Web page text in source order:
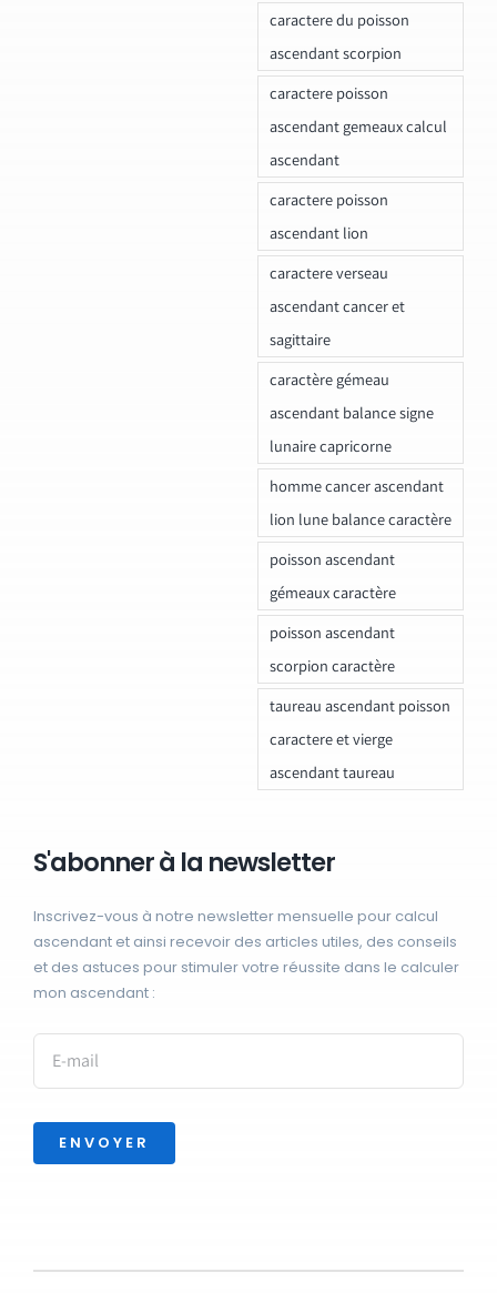
caractere du poisson
ascendant scorpion
caractere poisson
ascendant gemeaux calcul
ascendant
caractere poisson
ascendant lion
caractere verseau
ascendant cancer et
sagittaire
caractère gémeau
ascendant balance signe
lunaire capricorne
homme cancer ascendant
lion lune balance caractère
poisson ascendant
gémeaux caractère
poisson ascendant
scorpion caractère
taureau ascendant poisson
caractere et vierge
ascendant taureau
S'abonner à la newsletter
Inscrivez-vous à notre newsletter mensuelle pour calcul
ascendant et ainsi recevoir des articles utiles, des conseils
et des astuces pour stimuler votre réussite dans le calculer
mon ascendant :
ENVOYER